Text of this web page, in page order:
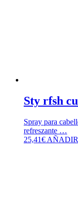
Sty rfsh
Spray para
refreszante …
25,41€